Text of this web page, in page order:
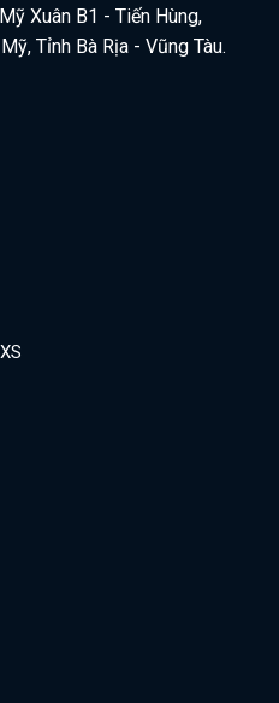
Xuân B1 - Tiến Hùng,
Tỉnh Bà Rịa - Vũng Tàu.